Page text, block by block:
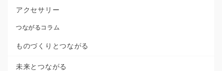
アクセサリー
つながるコラム
ものづくりとつながる
未来とつながる